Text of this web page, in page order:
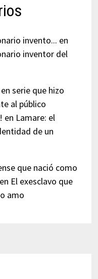
invento... en
inventor del
serie que hizo
al público
en Lamare: el
de un
que nació como
en El exesclavo que
amo